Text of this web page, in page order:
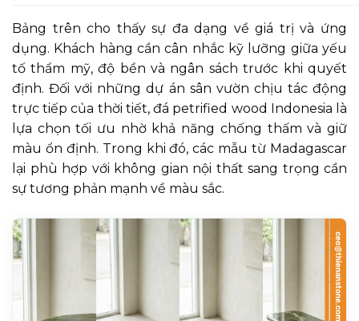
Bảng trên cho thấy sự đa dạng về giá trị và ứng
dụng. Khách hàng cần cân nhắc kỹ lưỡng giữa yếu
tố thẩm mỹ, độ bền và ngân sách trước khi quyết
định. Đối với những dự án sân vườn chịu tác động
trực tiếp của thời tiết, đá petrified wood Indonesia là
lựa chọn tối ưu nhờ khả năng chống thấm và giữ
màu ổn định. Trong khi đó, các mẫu từ Madagascar
lại phù hợp với không gian nội thất sang trọng cần
sự tương phản mạnh về màu sắc.